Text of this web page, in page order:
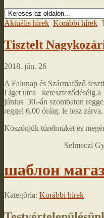
Aktuális hírek Korábbi hírek
Tisztelt
2018. jún. 26
A Falunap és Szármafőző
Liget utca kereszteződéséig
június 30.-án szombaton
reggel 6.00 óráig. le lesz zárva.
Köszönjük türelmüket és
Selmeczi
шаблон
Kategória: Korábbi hírek